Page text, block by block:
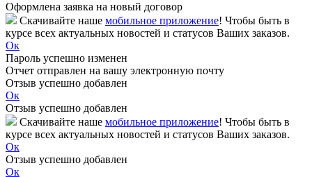
Оформлена заявка на новый договор
Скачивайте наше мобильное приложение! Чтобы быть в
курсе всех актуальных новостей и статусов Ваших заказов.
Ок
Пароль успешно изменен
Отчет отправлен на вашу электронную почту
Отзыв успешно добавлен
Ок
Отзыв успешно добавлен
Скачивайте наше мобильное приложение! Чтобы быть в
курсе всех актуальных новостей и статусов Ваших заказов.
Ок
Отзыв успешно добавлен
Ок